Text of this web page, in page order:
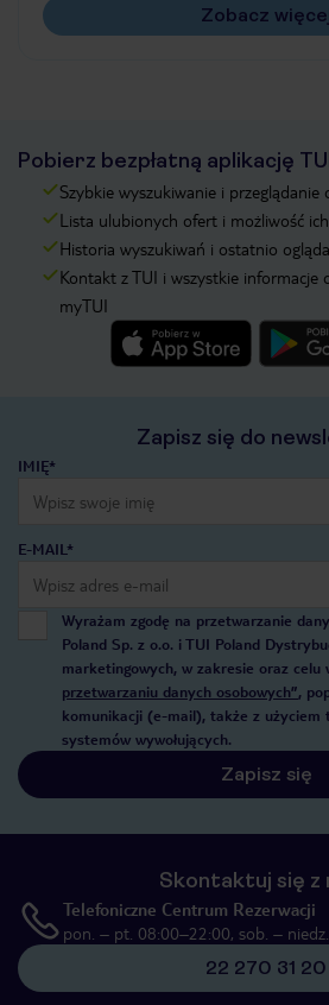
Zobacz
Pobierz bezpłatną aplikację TUI
Szybkie wyszukiwanie i przeglądanie
Lista ulubionych ofert i możliwość
Historia wyszukiwań i ostatnio
Kontakt z TUI i wszystkie informacje
myTUI
Zapisz się do
IMIĘ*
E-MAIL*
Wyrażam zgodę na przetwarzanie
Poland Sp. z o.o. i TUI Poland
marketingowych, w zakresie oraz celu
przetwarzaniu danych osobowych”,
komunikacji (e-mail), także z użyciem
systemów wywołujących.
Zapisz się
Skontaktuj się z
Telefoniczne Centrum Rezerwacji
pon. – pt. 08:00–22:00, sob. –
22 270 31 20